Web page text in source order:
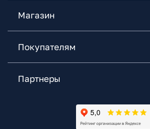
Магазин
Покупателям
Партнеры